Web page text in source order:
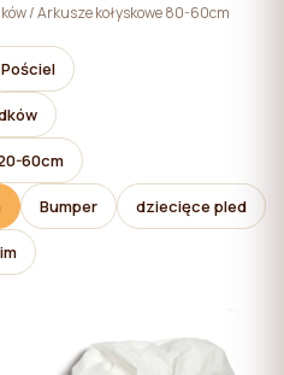
/Arkusze kołyskowe 80-60cm
Pościel
60cm
Bumper dziecięce pled
witryny, których